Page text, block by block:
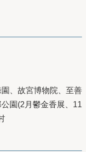
、故宮博物院、至善
園(2月鬱金香展、11